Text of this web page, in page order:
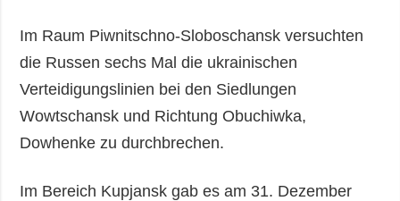
Im Raum Piwnitschno-Sloboschansk versuchten
die Russen sechs Mal die ukrainischen
Verteidigungslinien bei den Siedlungen
Wowtschansk und Richtung Obuchiwka,
Dowhenke zu durchbrechen.
Im Bereich Kupjansk gab es am 31. Dezember